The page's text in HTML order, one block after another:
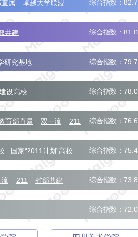
属 卓越大学联盟 综合指数：82.7
共建 综合指数：81.0
研究基地 综合指数：79.7
设高校 综合指数：78.0
育部直属 双一流 211 综合指数：76.6
国家“2011计划”高校 综合指数：75.4
流 211 省部共建 综合指数：73.8
综合指数：72.0